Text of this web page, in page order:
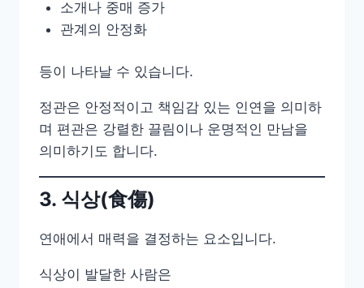
소개나 중매 증가
관계의 안정화
등이 나타날 수 있습니다.
정관은 안정적이고 책임감 있는 인연을 의미하
며 편관은 강렬한 끌림이나 운명적인 만남을
의미하기도 합니다.
3. 식상(食傷)
연애에서 매력을 결정하는 요소입니다.
식상이 발달한 사람은